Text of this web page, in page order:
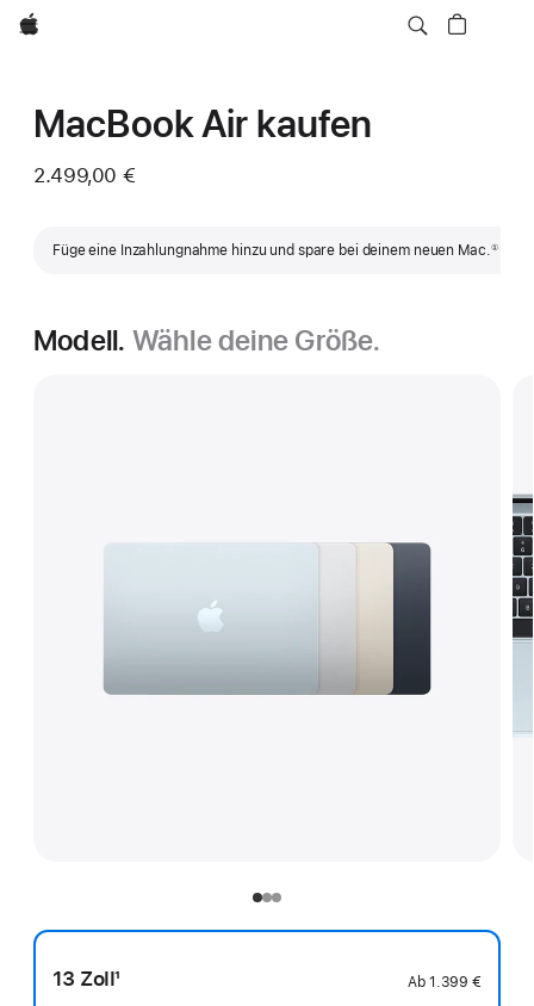
Apple
MacBook Air kaufen
2.499,00 €
Füge eine Inzahlungnahme hinzu und spare bei deinem neuen Mac.
Fußnote
①
Modell. Wähle deine Größe.
13 Zoll1 Ab 1.399 €